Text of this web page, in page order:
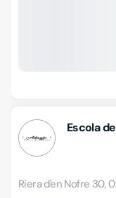
Escola
Riera d'en Nofre 30,